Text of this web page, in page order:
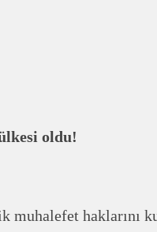
oldu!
muhalefet haklarını